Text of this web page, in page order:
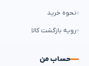
نحوه خرید
رویه بازگشت کالا
حساب من